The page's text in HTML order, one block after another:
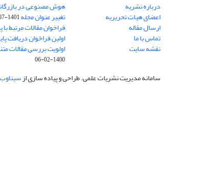
درباره نشریه
اعضای هیات تحریریه
ارسال مقاله
تماس با ما
نقشه سایت
هوش مصنوعی در
تغییر عنوان مجله1401-07-12
فراخوان مقالات مرتبط با
اولین فراخوان دریافت
اولویت بررسی مقالات
1400-02-06
سامانه مدیریت نشریات علمی.طراحی و پیاده سازی ازسیناوب